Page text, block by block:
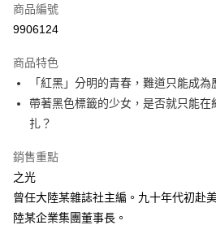
ATM付款
運送方式
付款後全家取貨
每筆NT$60，滿NT$499(含以上)免運費
每筆NT$60，滿NT$499(含以上)免運費
宅配
每筆NT$100，滿NT$499(含以上)免運費
商品編號
9906124
商品特色
「紅黑」分明的青春，難道只能成
帶著黑色標籤的少女，是否就只能
扎？
銷售重點
之光
曾任大陸某雜誌社主編。九十年代初赴
陸某企業集團董事長。